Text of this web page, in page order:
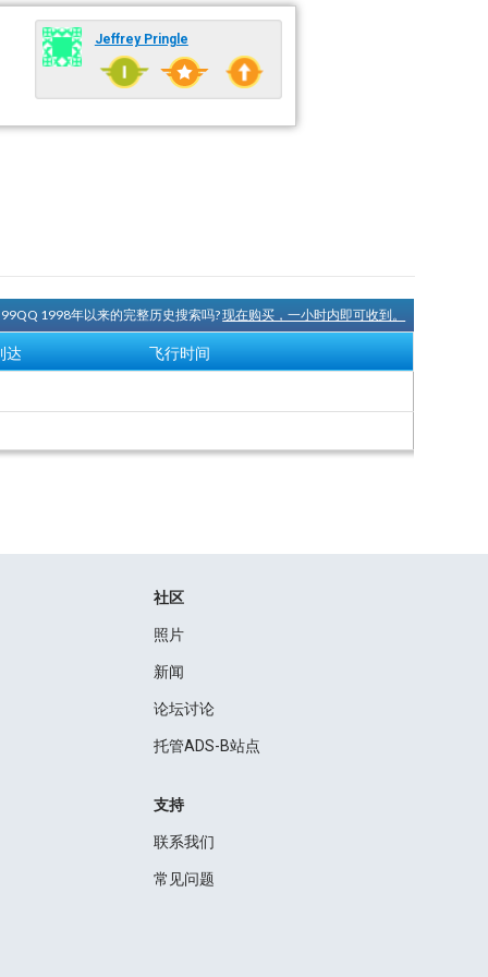
Jeffrey Pringle
1998年以来的完整历史搜索吗?现在购买，一小时内即可收到。
达 飞行时间
社区
照片
新闻
论坛讨论
托管ADS-B站点
支持
联系我们
常见问题